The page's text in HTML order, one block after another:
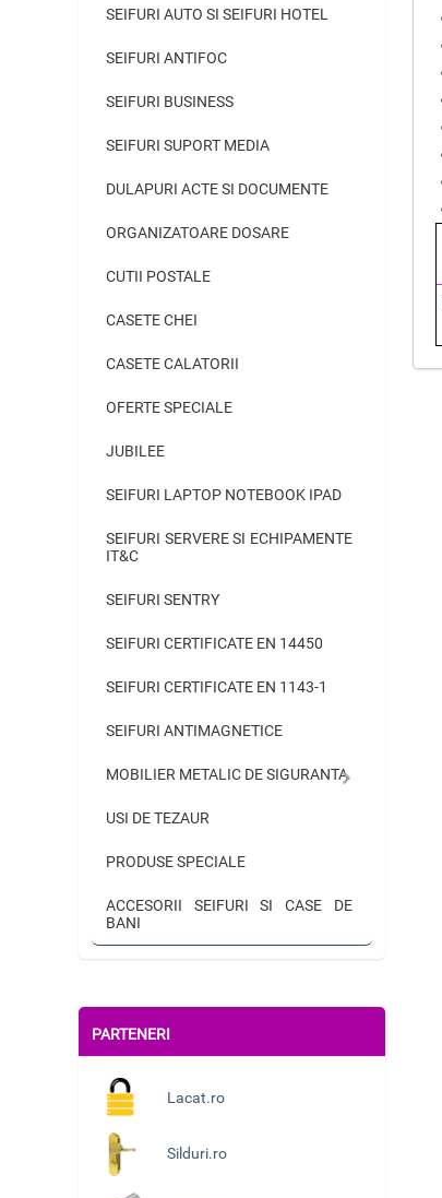
SEIFURI AUTO SI SEIFURI HOTEL
SEIFURI ANTIFOC
SEIFURI BUSINESS
SEIFURI SUPORT MEDIA
DULAPURI ACTE SI DOCUMENTE
ORGANIZATOARE DOSARE
CUTII POSTALE
CASETE CHEI
CASETE CALATORII
OFERTE SPECIALE
JUBILEE
SEIFURI LAPTOP NOTEBOOK IPAD
SEIFURI SERVERE SI ECHIPAMENTE
IT&C
SEIFURI SENTRY
SEIFURI CERTIFICATE EN 14450
SEIFURI CERTIFICATE EN 1143-1
SEIFURI ANTIMAGNETICE
MOBILIER METALIC DE SIGURANTA
USI DE TEZAUR
PRODUSE SPECIALE
ACCESORII SEIFURI SI CASE DE
BANI
PARTENERI
Lacat.ro
Silduri.ro